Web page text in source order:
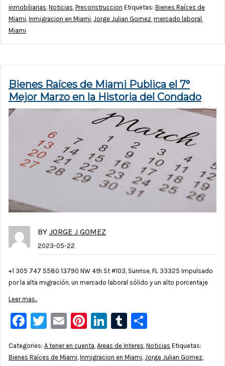
inmobiliarias, Noticias, Preconstruccion Etiquetas: Bienes Raíces de
Miami, Inmigracion en Miami, Jorge Julian Gomez, mercado laboral ,
Miami
Bienes Raíces de Miami Publica el 7°
Mejor Marzo en la Historia del Condado
BY JORGE J GOMEZ
2023-05-22
+1 305 747 5580 13790 NW 4th St #103, Sunrise, FL 33325 Impulsado
por la alta migración, un mercado laboral sólido y un alto porcentaje
Leer mas..
Facebook
Twitter
EmailPinterest
LinkedIn
Tumblr
Categories: A tener en cuenta, Areas de Interes, Noticias Etiquetas:
Bienes Raíces de Miami, Inmigracion en Miami, Jorge Julian Gomez,